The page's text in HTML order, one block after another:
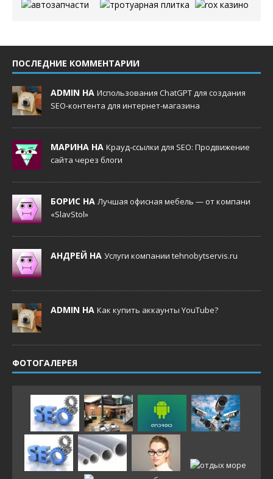
ПОСЛЕДНИЕ КОММЕНТАРИИ
ADMIN НА Использования ChatGPT для создания
SEO-контента для интернет-магазина
МАРИНА НА Крауд-ссылки для SEO: Продвижение
сайта через блоги
БОРИС НА Лучшая офисная мебель — от компани
«SlavStol»
АНДРЕЙ НА Услуги компании tehnobytservis.ru
ADMIN НА Как купить аккаунты YouTube?
ФОТОГАЛЕРЕЯ